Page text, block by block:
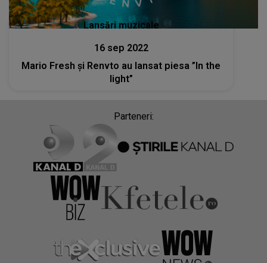
Lansări muzicale
16 sep 2022
Mario Fresh și Renvto au lansat piesa ”In the
light”
Parteneri: